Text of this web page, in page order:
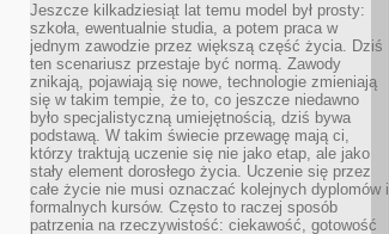
Jeszcze kilkadziesiąt lat temu model był prosty:
szkoła, ewentualnie studia, a potem praca w
jednym zawodzie przez większą część życia. Dziś
ten scenariusz przestaje być normą. Zawody
znikają, pojawiają się nowe, technologie zmieniają
się w takim tempie, że to, co jeszcze niedawno
było specjalistyczną umiejętnością, dziś bywa
podstawą. W takim świecie przewagę mają ci,
którzy traktują uczenie się nie jako etap, ale jako
stały element dorosłego życia. Uczenie się przez
całe życie nie musi oznaczać kolejnych dyplomów i
formalnych kursów. Często to raczej sposób
patrzenia na rzeczywistość: ciekawość, gotowość